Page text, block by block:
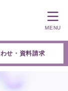
せ・資料請求
MENU